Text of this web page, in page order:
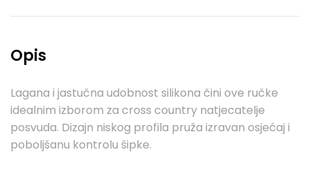
Opis
Lagana i jastučna udobnost silikona čini ove ručke
idealnim izborom za cross country natjecatelje
posvuda. Dizajn niskog profila pruža izravan osjećaj i
poboljšanu kontrolu šipke.